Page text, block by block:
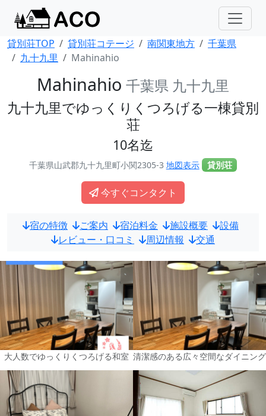
貸別荘TOP 貸別荘コテージ 南関東地方
千葉県
九十九里
Mahinahio
Mahinahio 千葉県 九十九里
九十九里でゆっくりくつろげる一棟貸別
荘
10名迄
千葉県山武郡九十九里町小関2305-3 地図表示 貸別荘
今すぐコンタクト
宿の特徴 ご案内 宿泊料金 施設概要
設備
レビュー・口コミ
周辺情報 交通
大人数でゆっくりくつろげる和室 清潔感のある広々空間なダイニング